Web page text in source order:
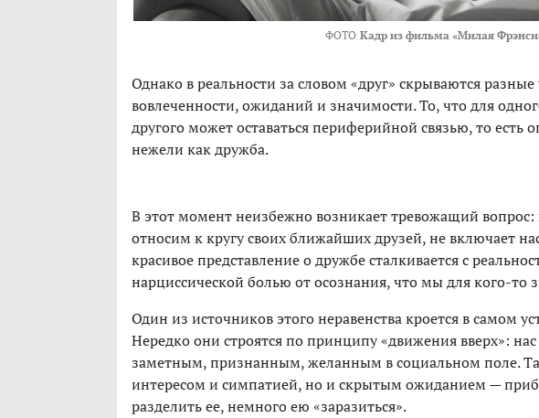
ФОТО Кадр из фильма «Милая
Однако в реальности за словом «друг» скрываются
вовлеченности, ожиданий и значимости. То, что для
другого может оставаться периферийной связью, то есть
нежели как дружба.
В этот момент неизбежно возникает тревожащий вопрос:
относим к кругу своих ближайших друзей, не включает
красивое представление о дружбе сталкивается с
нарциссической болью от осознания, что мы для кого-
Один из источников этого неравенства кроется в самом
Нередко они строятся по принципу «движения вверх»:
заметным, признанным, желанным в социальном поле.
интересом и симпатией, но и скрытым ожиданием —
разделить ее, немного ею «заразиться».